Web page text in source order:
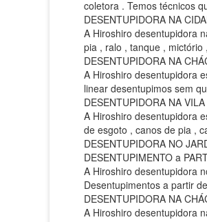
coletora . Temos técnicos
DESENTUPIDORA NA
A Hiroshiro desentupidora
pia , ralo , tanque ,
DESENTUPIDORA NA
A Hiroshiro desentupidora
linear desentupimos sem
DESENTUPIDORA NA
A Hiroshiro desentupidora
de esgoto , canos de pia ,
DESENTUPIDORA NO
DESENTUPIMENTO a
A Hiroshiro desentupidora
Desentupimentos a partir
DESENTUPIDORA NA
A Hiroshiro desentupidora